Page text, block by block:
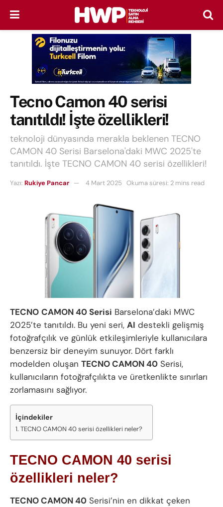
Tecno Camon 40 serisi
tanıtıldı! İşte özellikleri!
teknoloji dünyasında merakla beklenen TECNO
CAMON 40 Serisi Barselona'daki MWC 2025'te
tanıtıldı. İşte TECNO CAMON 40 serisi özellikleri!
Yazı: Rukiye Pancar 4 Mart 2025 Okuma süresi: 2 mins read
TECNO CAMON 40 Serisi Barselona’daki MWC
2025’te tanıtıldı. Bu yeni seri, AI destekli gelişmiş
fotoğrafçılık ve günlük etkileşimleriyle kullanıcılara
benzersiz bir deneyim sunuyor. Dört farklı
modelden oluşan TECNO CAMON 40 Serisi,
kullanıcıların fotoğrafçılıkta ve üretkenlikte sınırları
zorlamasını sağlıyor.
İçindekiler
TECNO CAMON 40 serisi özellikleri neler?
TECNO CAMON 40 serisi
özellikleri neler?
TECNO CAMON 40 Serisi’nin en dikkat çeken